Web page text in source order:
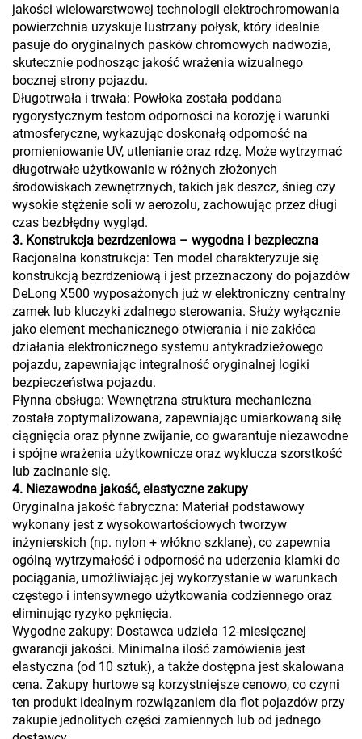
jakości wielowarstwowej technologii elektrochromowania
powierzchnia uzyskuje lustrzany połysk, który idealnie
pasuje do oryginalnych pasków chromowych nadwozia,
skutecznie podnosząc jakość wrażenia wizualnego
bocznej strony pojazdu.
Długotrwała i trwała: Powłoka została poddana
rygorystycznym testom odporności na korozję i warunki
atmosferyczne, wykazując doskonałą odporność na
promieniowanie UV, utlenianie oraz rdzę. Może wytrzymać
długotrwałe użytkowanie w różnych złożonych
środowiskach zewnętrznych, takich jak deszcz, śnieg czy
wysokie stężenie soli w aerozolu, zachowując przez długi
czas bezbłędny wygląd.
3. Konstrukcja bezrdzeniowa – wygodna i bezpieczna
Racjonalna konstrukcja: Ten model charakteryzuje się
konstrukcją bezrdzeniową i jest przeznaczony do pojazdów
DeLong X500 wyposażonych już w elektroniczny centralny
zamek lub kluczyki zdalnego sterowania. Służy wyłącznie
jako element mechanicznego otwierania i nie zakłóca
działania elektronicznego systemu antykradzieżowego
pojazdu, zapewniając integralność oryginalnej logiki
bezpieczeństwa pojazdu.
Płynna obsługa: Wewnętrzna struktura mechaniczna
została zoptymalizowana, zapewniając umiarkowaną siłę
ciągnięcia oraz płynne zwijanie, co gwarantuje niezawodne
i spójne wrażenia użytkownicze oraz wyklucza szorstkość
lub zacinanie się.
4. Niezawodna jakość, elastyczne zakupy
Oryginalna jakość fabryczna: Materiał podstawowy
wykonany jest z wysokowartościowych tworzyw
inżynierskich (np. nylon + włókno szklane), co zapewnia
ogólną wytrzymałość i odporność na uderzenia klamki do
pociągania, umożliwiając jej wykorzystanie w warunkach
częstego i intensywnego użytkowania codziennego oraz
eliminując ryzyko pęknięcia.
Wygodne zakupy: Dostawca udziela 12-miesięcznej
gwarancji jakości. Minimalna ilość zamówienia jest
elastyczna (od 10 sztuk), a także dostępna jest skalowana
cena. Zakupy hurtowe są korzystniejsze cenowo, co czyni
ten produkt idealnym rozwiązaniem dla flot pojazdów przy
zakupie jednolitych części zamiennych lub od jednego